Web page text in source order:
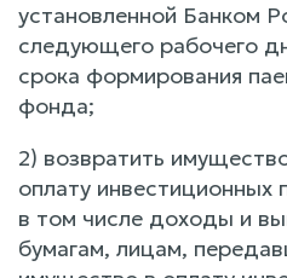
установленной Банком
следующего рабочего
срока формирования
фонда;
2) возвратить
оплату
в том числе доходы и
бумагам, лицам,